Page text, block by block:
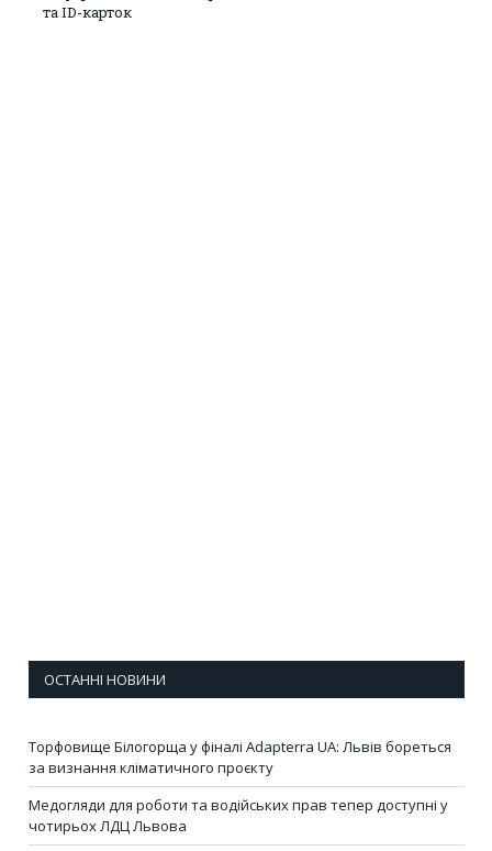
та ID-карток
ОСТАННІ НОВИНИ
Торфовище Білогорща у фіналі Adapterra UA: Львів бореться
за визнання кліматичного проєкту
Медогляди для роботи та водійських прав тепер доступні у
чотирьох ЛДЦ Львова